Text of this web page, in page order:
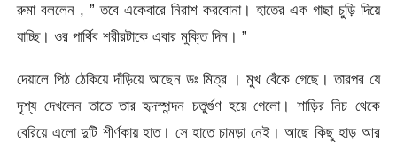
রুমা বললেন , ” তবে একেবারে নিরাশ করবোনা। হাতের এক গাছা চুড়ি দিয়ে
যাচ্ছি। ওর পার্থিব শরীরটাকে এবার মুক্তি দিন। ”
দেয়ালে পিঠ ঠেকিয়ে দাঁড়িয়ে আছেন ডঃ মিত্র । মুখ বেঁকে গেছে। তারপর যে
দৃশ্য দেখলেন তাতে তার হৃদস্পন্দন চতুর্গুণ হয়ে গেলো। শাড়ির নিচ থেকে
বেরিয়ে এলো দুটি শীর্ণকায় হাত। সে হাতে চামড়া নেই। আছে কিছু হাড় আর